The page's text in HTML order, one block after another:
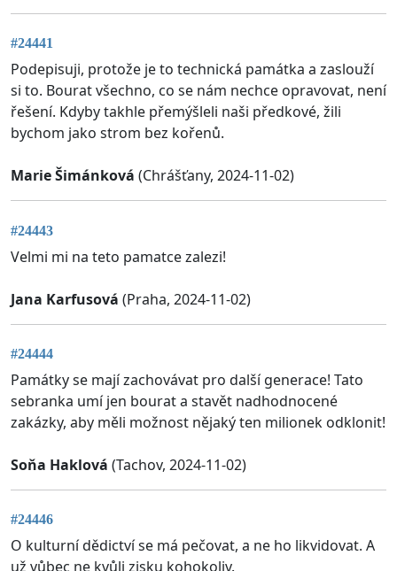
#24441
Podepisuji, protože je to technická památka a zaslouží
si to. Bourat všechno, co se nám nechce opravovat, není
řešení. Kdyby takhle přemýšleli naši předkové, žili
bychom jako strom bez kořenů.
Marie Šimánková (Chrášťany, 2024-11-02)
#24443
Velmi mi na teto pamatce zalezi!
Jana Karfusová (Praha, 2024-11-02)
#24444
Památky se mají zachovávat pro další generace! Tato
sebranka umí jen bourat a stavět nadhodnocené
zakázky, aby měli možnost nějaký ten milionek odklonit!
Soňa Haklová (Tachov, 2024-11-02)
#24446
O kulturní dědictví se má pečovat, a ne ho likvidovat. A
už vůbec ne kvůli zisku kohokoliv.